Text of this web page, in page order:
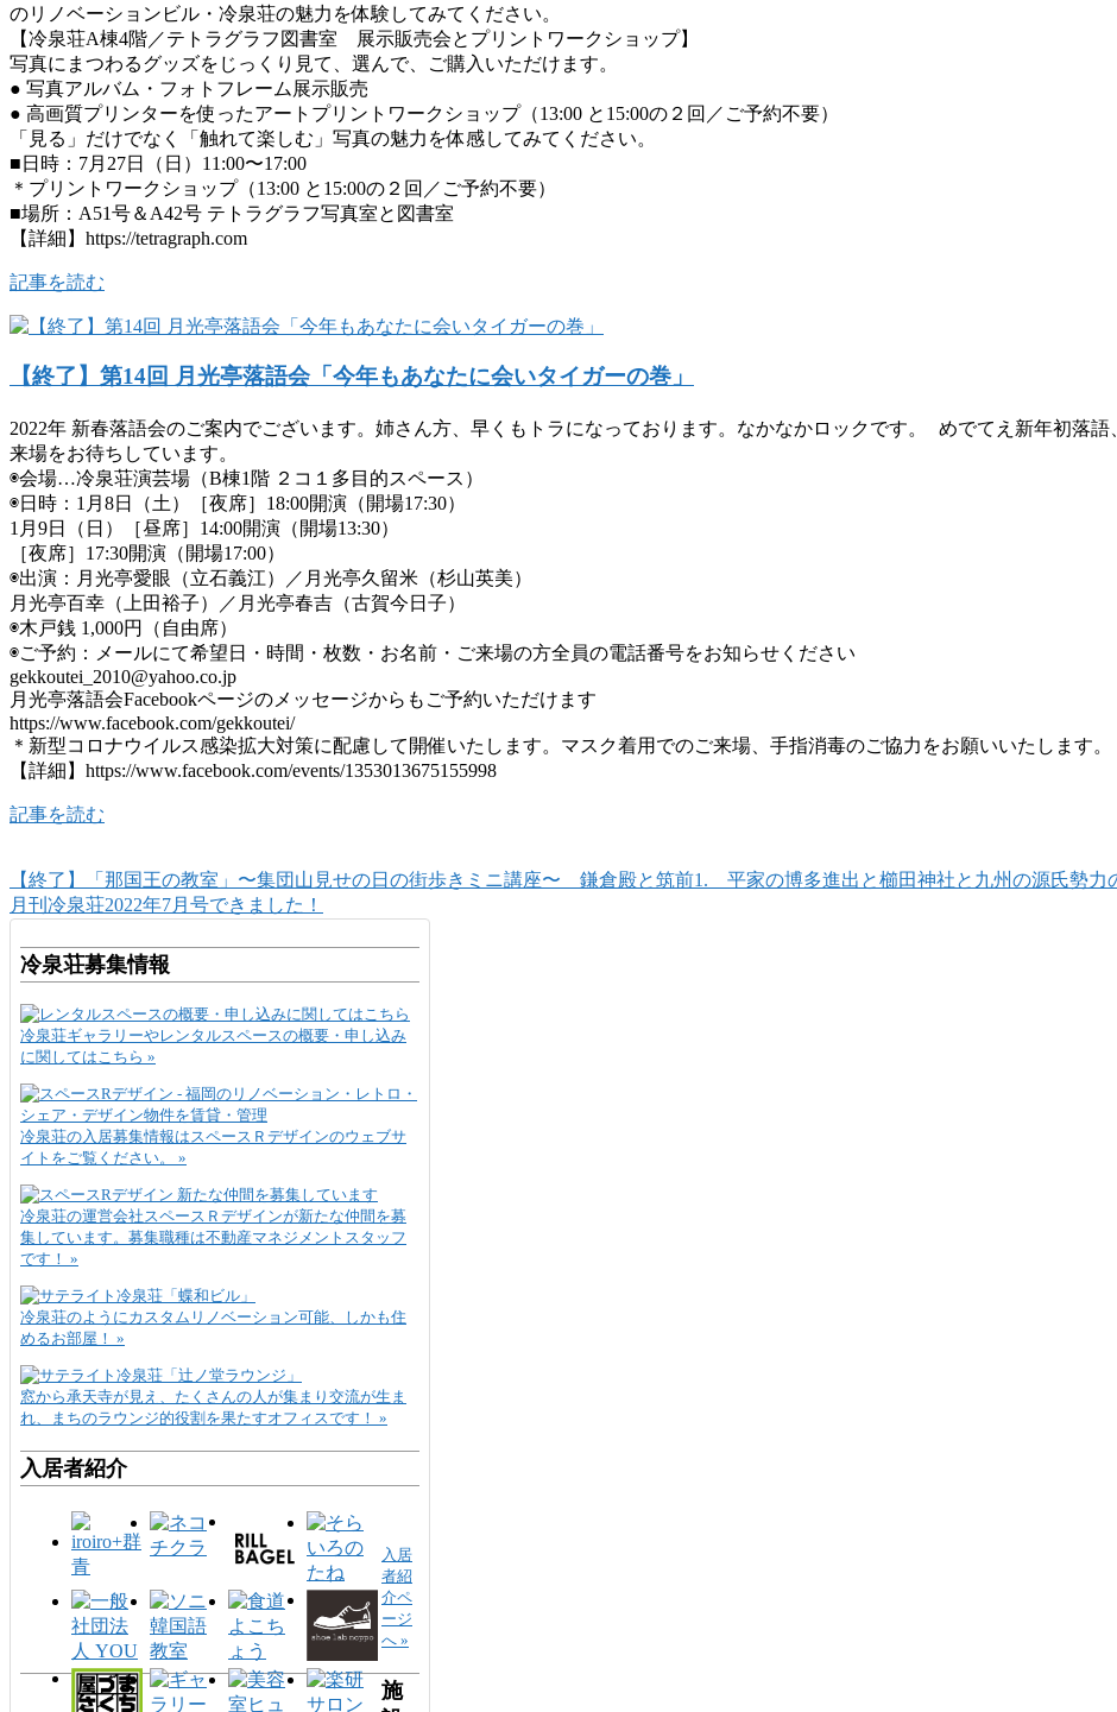
のリノベーションビル・冷泉荘の魅力を体験してみてください。
【冷泉荘A棟4階／テトラグラフ図書室 展示販売会とプリントワークショップ】
写真にまつわるグッズをじっくり見て、選んで、ご購入いただけます。
● 写真アルバム・フォトフレーム展示販売
● 高画質プリンターを使ったアートプリントワークショップ（13:00 と15:00の２回／ご予約不要）
「見る」だけでなく「触れて楽しむ」写真の魅力を体感してみてください。
■日時：7月27日（日）11:00〜17:00
＊プリントワークショップ（13:00 と15:00の２回／ご予約不要）
■場所：A51号＆A42号 テトラグラフ写真室と図書室
【詳細】https://tetragraph.com
記事を読む
【終了】第14回 月光亭落語会「今年もあなたに会いタイガーの巻」
2022年 新春落語会のご案内でございます。姉さん方、早くもトラになっております。なかなかロックです。 めでてえ新年初落
来場をお待ちしています。
◉会場…冷泉荘演芸場（B棟1階 ２コ１多目的スペース）
◉日時：1月8日（土）［夜席］18:00開演（開場17:30）
1月9日（日）［昼席］14:00開演（開場13:30）
［夜席］17:30開演（開場17:00）
◉出演：月光亭愛眼（立石義江）／月光亭久留米（杉山英美）
月光亭百幸（上田裕子）／月光亭春吉（古賀今日子）
◉木戸銭 1,000円（自由席）
◉ご予約：メールにて希望日・時間・枚数・お名前・ご来場の方全員の電話番号をお知らせください
gekkoutei_2010@yahoo.co.jp
月光亭落語会Facebookページのメッセージからもご予約いただけます
https://www.facebook.com/gekkoutei/
＊新型コロナウイルス感染拡大対策に配慮して開催いたします。マスク着用でのご来場、手指消毒のご協力をお願いいたします。
【詳細】https://www.facebook.com/events/1353013675155998
記事を読む
【終了】「那国王の教室」〜集団山見せの日の街歩きミニ講座〜 鎌倉殿と筑前1. 平家の博多進出と櫛田神社と九州の源氏勢力
月刊冷泉荘2022年7月号できました！
冷泉荘募集情報
冷泉荘ギャラリーやレンタルスペースの概要・申し込み
に関してはこちら »
冷泉荘の入居募集情報はスペースＲデザインのウェブサ
イトをご覧ください。 »
冷泉荘の運営会社スペースＲデザインが新たな仲間を募
集しています。募集職種は不動産マネジメントスタッフ
です！ »
冷泉荘のようにカスタムリノベーション可能、しかも住
めるお部屋！ »
窓から承天寺が見え、たくさんの人が集まり交流が生ま
れ、まちのラウンジ的役割を果たすオフィスです！ »
入居者紹介
入居
者紹
介ペ
ージ
へ »
施